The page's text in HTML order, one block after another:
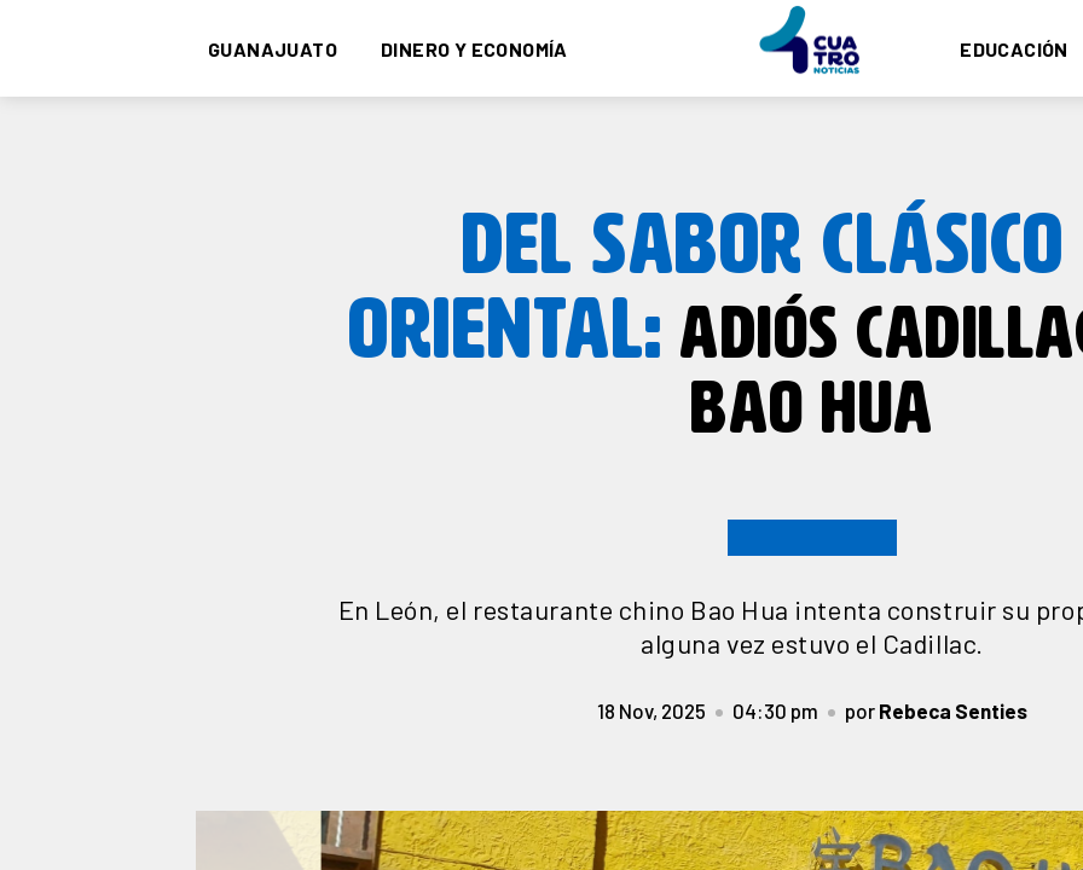
GUANAJUATO DINERO Y ECONOMÍA EDUCACIÓN
DEL SABOR
ORIENTAL: ADIÓS
BAO HUA
En León, el restaurante chino Bao Hua intenta construir su
alguna vez estuvo el Cadillac.
18 Nov, 2025 04:30 pm por Rebeca Senties